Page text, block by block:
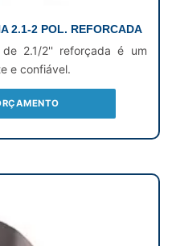
2.1-2 POL. REFORCADA
2.1/2'' reforçada é um
e confiável.